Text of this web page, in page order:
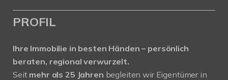
PROFIL
Ihre Immobilie in besten Händen – persönlich
beraten, regional verwurzelt.
Seit mehr als 25 Jahren begleiten wir Eigentümer in